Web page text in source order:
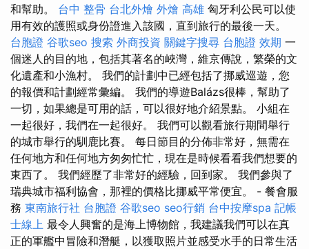
和幫助。 台中 整骨 台北外燴 外燴 高雄 匈牙利公民可以使
用有效的護照或身份證進入該國，直到旅行的最後一天。
台胞證 谷歌seo 搜索 外商投資 關鍵字搜尋 台胞證 效期 一
個迷人的目的地，包括其著名的峽灣，維京傳說，繁榮的文
化遺產和小漁村。 我們的計劃中已經包括了挪威巡遊，您
的報價和計劃經常彙編。 我們的導遊Balázs很棒，幫助了
一切，如果總是可用的話，可以很好地介紹景點。 小組在
一起很好，我們在一起很好。 我們可以觀看旅行期間舉行
的城市舉行的馴鹿比賽。 每日節目的分佈非常好，無需在
任何地方和任何地方匆匆忙忙，現在是時候看看我們想要的
東西了。 我們經歷了非常好的經驗，回到家。 我們參與了
瑞典城市福利協會，那裡的價格比挪威平常便宜。 - 餐會服
務 東南旅行社 台胞證 谷歌seo seo行銷 台中按摩spa 記帳
士線上 最令人興奮的是海上博物館，我建議我們可以在真
正的軍艦中冒險和潛艇，以獲取照片並感受水手的日常生活